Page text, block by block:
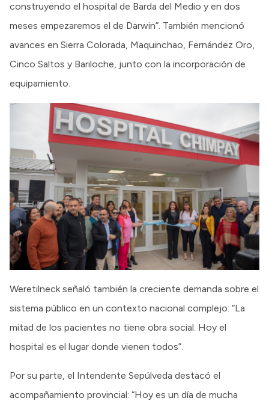
construyendo el hospital de Barda del Medio y en dos
meses empezaremos el de Darwin”. También mencionó
avances en Sierra Colorada, Maquinchao, Fernández Oro,
Cinco Saltos y Bariloche, junto con la incorporación de
equipamiento.
Weretilneck señaló también la creciente demanda sobre el
sistema público en un contexto nacional complejo: “La
mitad de los pacientes no tiene obra social. Hoy el
hospital es el lugar donde vienen todos”.
Por su parte, el Intendente Sepúlveda destacó el
acompañamiento provincial: “Hoy es un día de mucha